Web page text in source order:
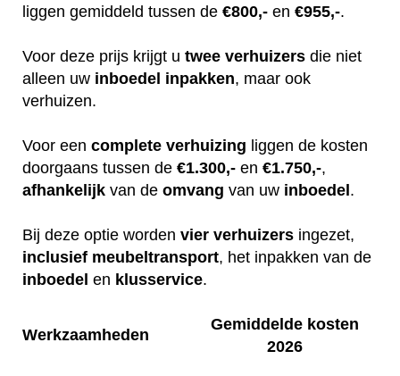
liggen gemiddeld tussen de €800,- en €955,-.
Voor deze prijs krijgt u twee verhuizers die niet
alleen uw inboedel inpakken, maar ook
verhuizen.
Voor een complete verhuizing liggen de kosten
doorgaans tussen de €1.300,- en €1.750,-,
afhankelijk van de omvang van uw inboedel .
Bij deze optie worden vier verhuizers ingezet,
inclusief meubeltransport, het inpakken van de
inboedel en klusservice.
Werkzaamheden
Gemiddelde kosten
2026